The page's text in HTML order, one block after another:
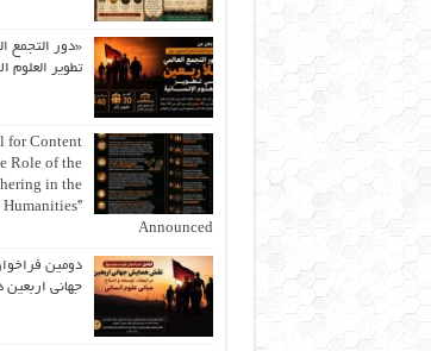
«دور التجمع
تطوير العلوم
for Content
Role of the
in the
Announced
دومین
جهانی